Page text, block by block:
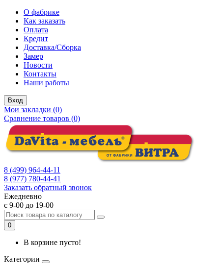
О фабрике
Как заказать
Оплата
Кредит
Доставка/Сборка
Замер
Новости
Контакты
Наши работы
Вход
Мои закладки (0)
Сравнение товаров (0)
8 (499) 964-44-11
8 (977) 780-44-41
Заказать обратный звонок
Ежедневно
с 9-00 до 19-00
0
В корзине пусто!
Категории